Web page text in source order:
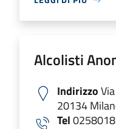
Alcolisti
Indirizzo
20134
Tel